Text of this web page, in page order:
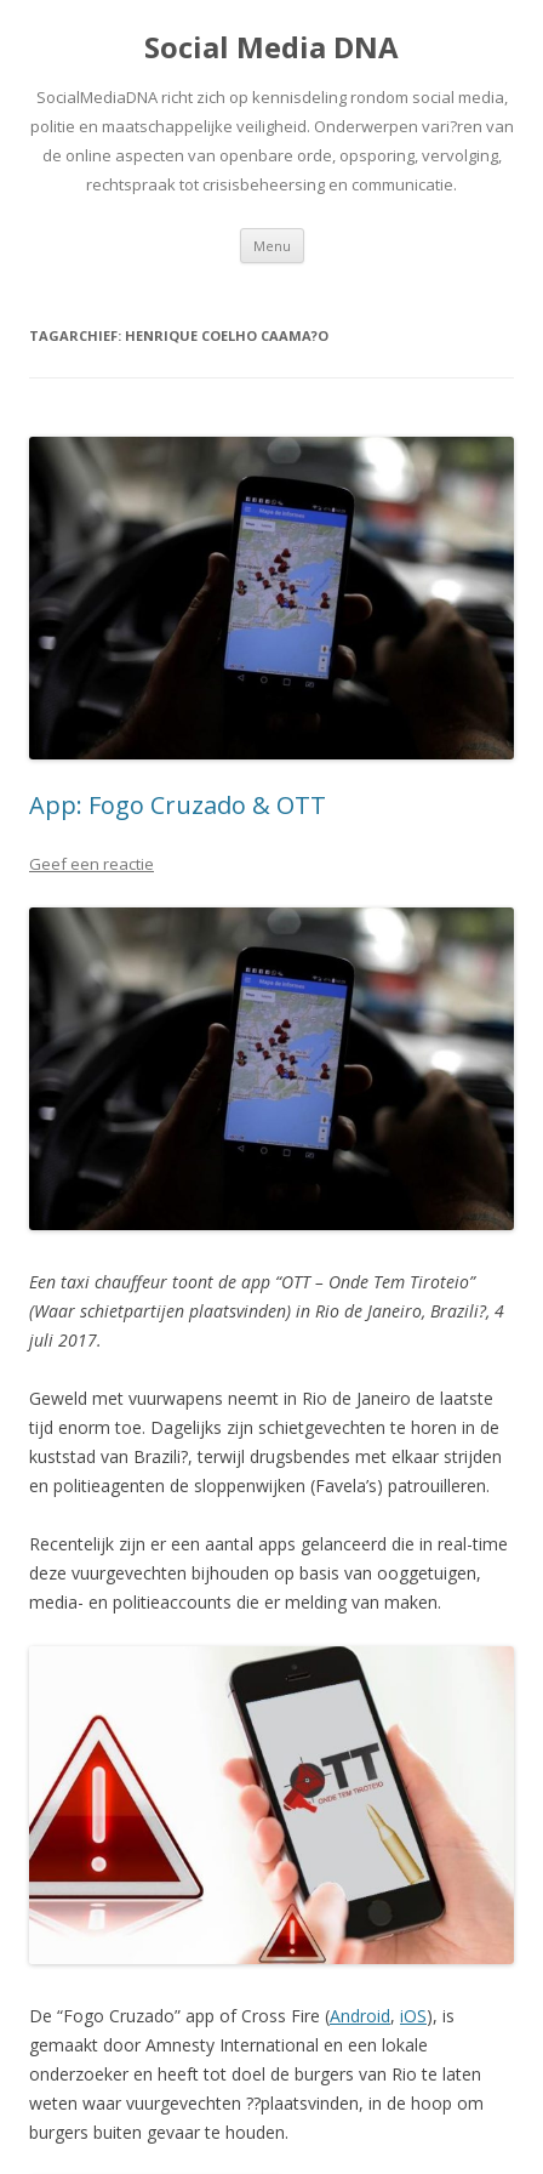
Social Media DNA
SocialMediaDNA richt zich op kennisdeling rondom social media,
politie en maatschappelijke veiligheid. Onderwerpen vari?ren van
de online aspecten van openbare orde, opsporing, vervolging,
rechtspraak tot crisisbeheersing en communicatie.
Menu Spring
inhoud
TAGARCHIEF: HENRIQUE COELHO CAAMA?O
App: Fogo Cruzado & OTT
Geef een reactie
Een taxi chauffeur toont de app “OTT – Onde Tem Tiroteio”
(Waar schietpartijen plaatsvinden) in Rio de Janeiro, Brazili?, 4
juli 2017.
Geweld met vuurwapens neemt in Rio de Janeiro de laatste
tijd enorm toe. Dagelijks zijn schietgevechten te horen in de
kuststad van Brazili?, terwijl drugsbendes met elkaar strijden
en politieagenten de sloppenwijken (Favela’s) patrouilleren.
Recentelijk zijn er een aantal apps gelanceerd die in real-time
deze vuurgevechten bijhouden op basis van ooggetuigen,
media- en politieaccounts die er melding van maken.
De “Fogo Cruzado” app of Cross Fire (Android, iOS), is
gemaakt door Amnesty International en een lokale
onderzoeker en heeft tot doel de burgers van Rio te laten
weten waar vuurgevechten ??plaatsvinden, in de hoop om
burgers buiten gevaar te houden.